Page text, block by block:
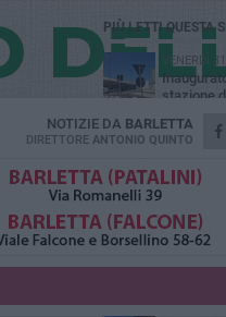
NOTIZIE DA BARLETTA
DIRETTORE ANTONIO QUINTO
PIÙ LETTI QUESTA
VENERDÌ
stazione
Barletta
GIOVEDÌ 30
Rapina
Beni
VENERDÌ